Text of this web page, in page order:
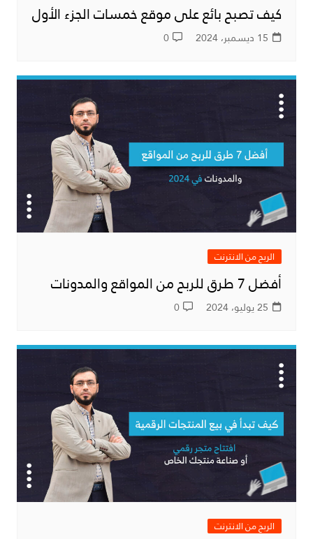
كيف تصبح بائع على موقع خمسات الجزء الأول
15 ديسمبر، 2024 0
الربح من الانترنت
أفضل 7 طرق للربح من المواقع والمدونات
25 يوليو، 2024 0
الربح من الانترنت